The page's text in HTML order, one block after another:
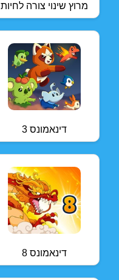
מרוץ שינוי צורה לחיות
דינאמונס 3
דינאמונס 8